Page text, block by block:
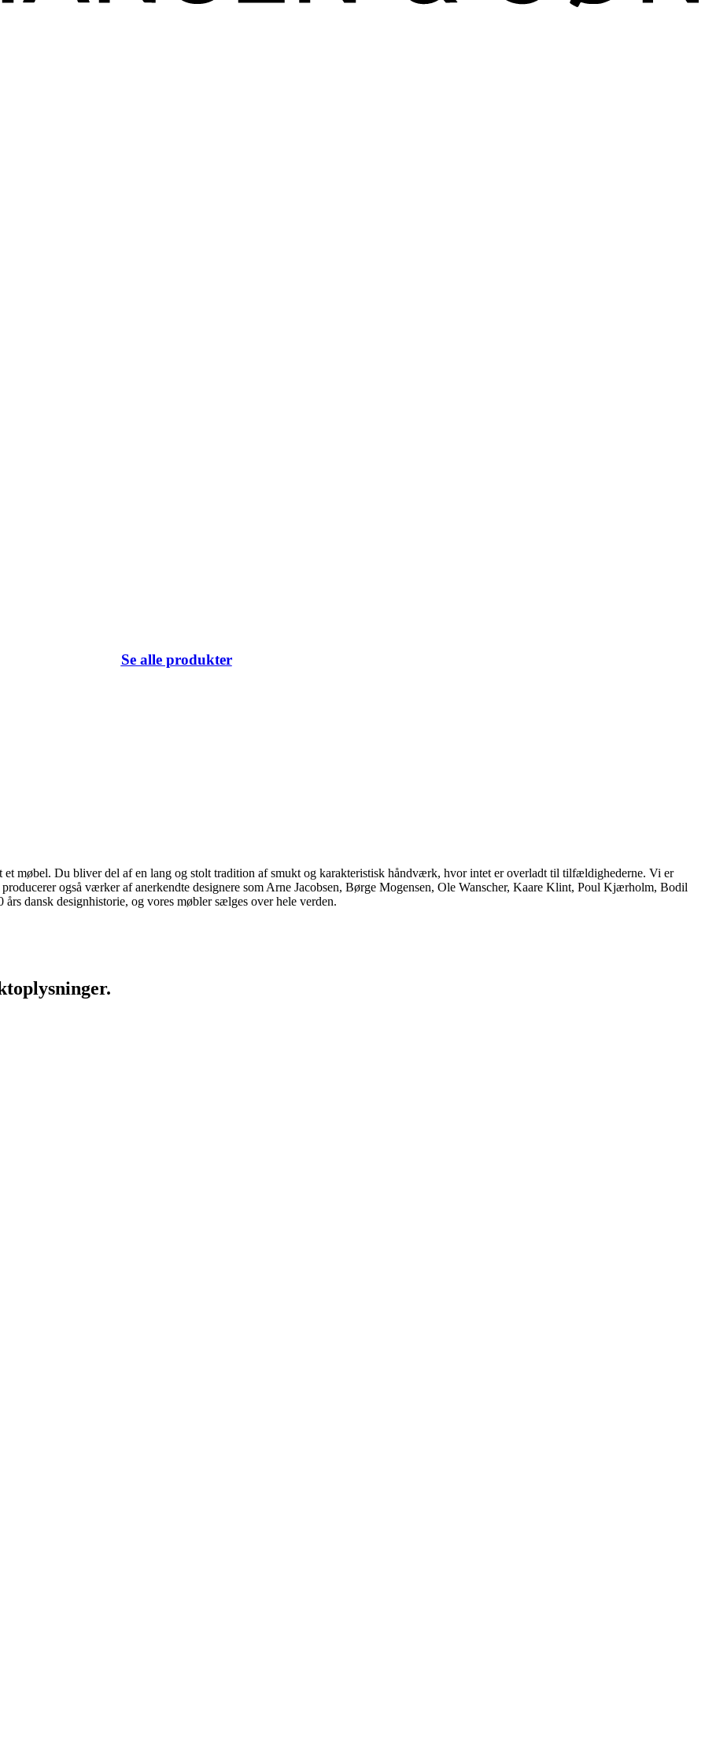
Se alle produkter
møbel. Du bliver del af en lang og stolt tradition af smukt og karakteristisk håndværk, hvor intet er overladt til tilfældighederne. Vi er
også værker af anerkendte designere som Arne Jacobsen, Børge Mogensen, Ole Wanscher, Kaare Klint, Poul Kjærholm, Bodil
dansk designhistorie, og vores møbler sælges over hele verden.